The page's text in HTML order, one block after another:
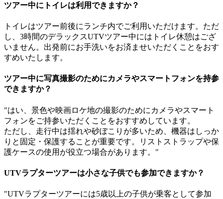
ツアー中にトイレは利用できますか？
トイレはツアー前後にランチ内でご利用いただけます。ただ
し、3時間のデラックスUTVツアー中にはトイレ休憩はござ
いません。出発前にお手洗いをお済ませいただくことをおす
すめいたします。
ツアー中に写真撮影のためにカメラやスマートフォンを持参
できますか？
"はい、景色や映画ロケ地の撮影のためにカメラやスマート
フォンをご持参いただくことをおすすめしています。
ただし、走行中は揺れや砂ぼこりが多いため、機器はしっか
りと固定・保護することが重要です。リストストラップや保
護ケースの使用が役立つ場合があります。"
UTVラプターツアーは小さな子供でも参加できますか？
"UTVラプターツアーには5歳以上の子供が乗客として参加